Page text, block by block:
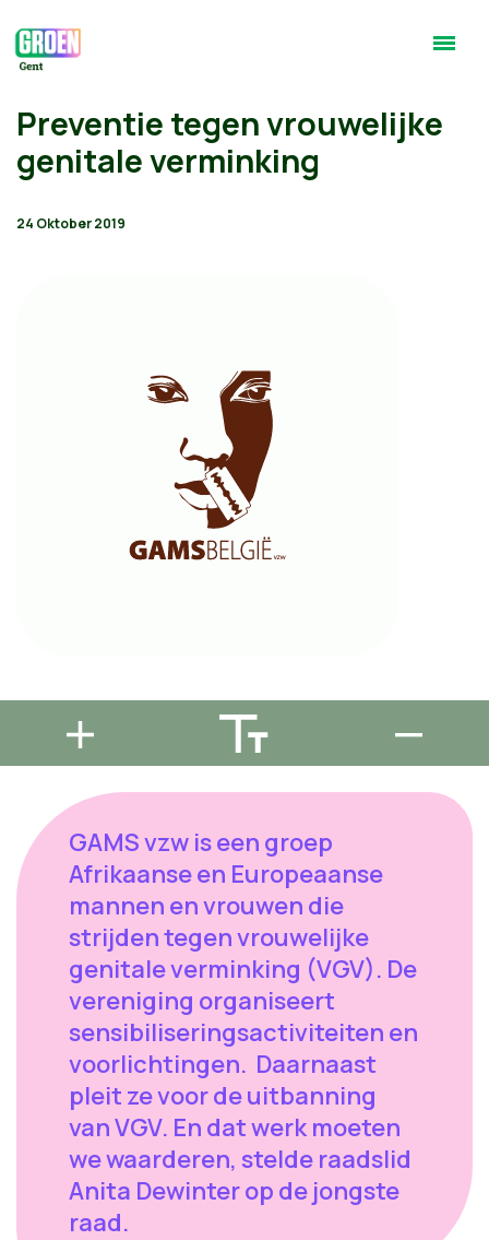
Preventie tegen vrouwelijke
genitale verminking
24 Oktober 2019
GAMS vzw is een groep
Afrikaanse en Europeaanse
mannen en vrouwen die
strijden tegen vrouwelijke
genitale verminking (VGV). De
vereniging organiseert
sensibiliseringsactiviteiten en
voorlichtingen. Daarnaast
pleit ze voor de uitbanning
van VGV. En dat werk moeten
we waarderen, stelde raadslid
Anita Dewinter op de jongste
raad.